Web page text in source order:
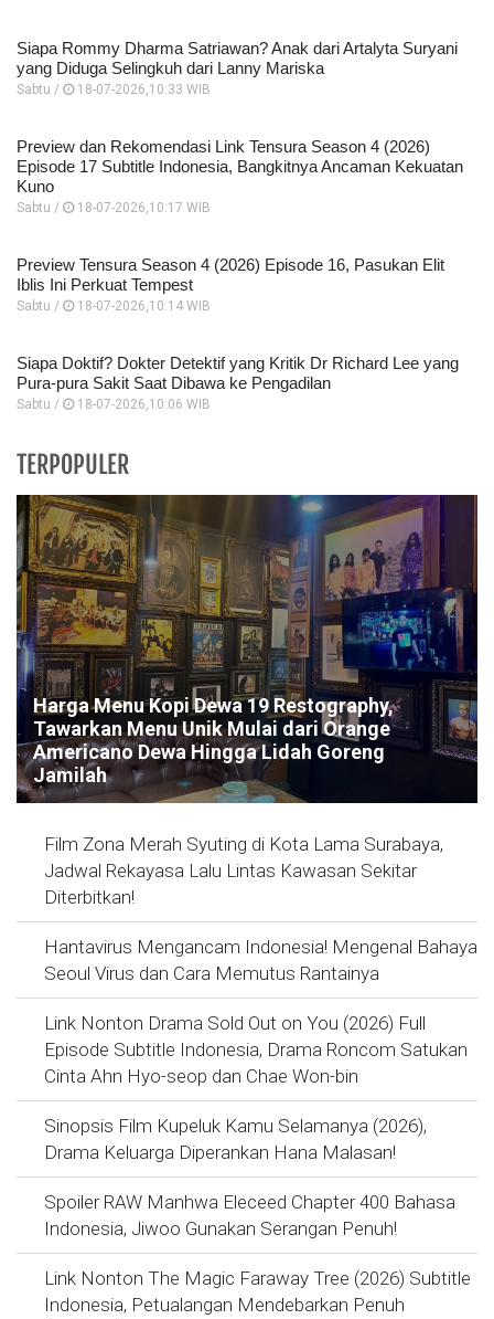
Siapa Rommy Dharma Satriawan? Anak dari Artalyta Suryani
yang Diduga Selingkuh dari Lanny Mariska
Sabtu / 18-07-2026,10:33 WIB
Preview dan Rekomendasi Link Tensura Season 4 (2026)
Episode 17 Subtitle Indonesia, Bangkitnya Ancaman Kekuatan
Kuno
Sabtu / 18-07-2026,10:17 WIB
Preview Tensura Season 4 (2026) Episode 16, Pasukan Elit
Iblis Ini Perkuat Tempest
Sabtu / 18-07-2026,10:14 WIB
Siapa Doktif? Dokter Detektif yang Kritik Dr Richard Lee yang
Pura-pura Sakit Saat Dibawa ke Pengadilan
Sabtu / 18-07-2026,10:06 WIB
TERPOPULER
Harga Menu Kopi Dewa 19 Restography,
Tawarkan Menu Unik Mulai dari Orange
Americano Dewa Hingga Lidah Goreng
Jamilah
Film Zona Merah Syuting di Kota Lama Surabaya,
Jadwal Rekayasa Lalu Lintas Kawasan Sekitar
Diterbitkan!
Hantavirus Mengancam Indonesia! Mengenal Bahaya
Seoul Virus dan Cara Memutus Rantainya
Link Nonton Drama Sold Out on You (2026) Full
Episode Subtitle Indonesia, Drama Roncom Satukan
Cinta Ahn Hyo-seop dan Chae Won-bin
Sinopsis Film Kupeluk Kamu Selamanya (2026),
Drama Keluarga Diperankan Hana Malasan!
Spoiler RAW Manhwa Eleceed Chapter 400 Bahasa
Indonesia, Jiwoo Gunakan Serangan Penuh!
Link Nonton The Magic Faraway Tree (2026) Subtitle
Indonesia, Petualangan Mendebarkan Penuh